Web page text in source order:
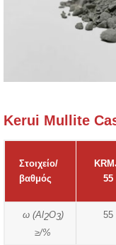
Kerui Mullite
Στοιχείο/
βαθμός
55
ω (Al2O3)
≥/%
55